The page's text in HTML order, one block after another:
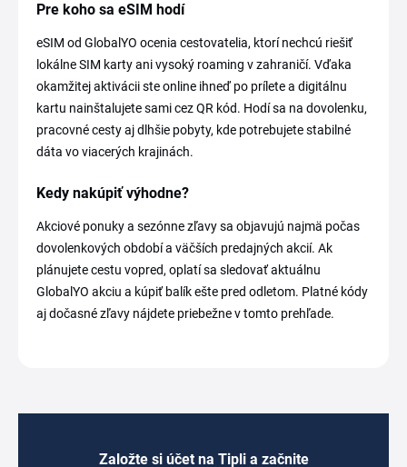
Pre koho sa eSIM hodí
eSIM od GlobalYO ocenia cestovatelia, ktorí nechcú riešiť
lokálne SIM karty ani vysoký roaming v zahraničí. Vďaka
okamžitej aktivácii ste online ihneď po prílete a digitálnu
kartu nainštalujete sami cez QR kód. Hodí sa na dovolenku,
pracovné cesty aj dlhšie pobyty, kde potrebujete stabilné
dáta vo viacerých krajinách.
Kedy nakúpiť výhodne?
Akciové ponuky a sezónne zľavy sa objavujú najmä počas
dovolenkových období a väčších predajných akcií. Ak
plánujete cestu vopred, oplatí sa sledovať aktuálnu
GlobalYO akciu a kúpiť balík ešte pred odletom. Platné kódy
aj dočasné zľavy nájdete priebežne v tomto prehľade.
Založte si účet na Tipli a začnite